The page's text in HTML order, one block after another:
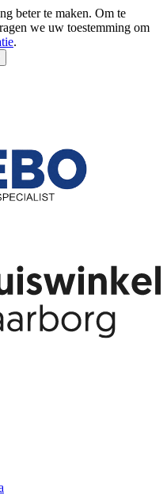
beter te maken. Om te
we uw toestemming om
.